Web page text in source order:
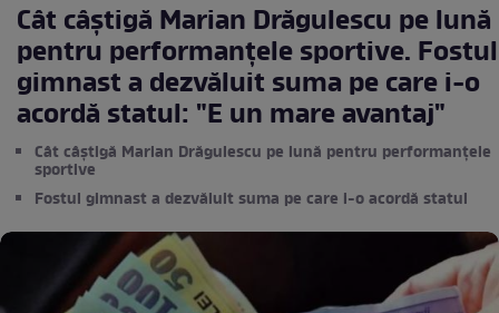
Cât câștigă Marian Drăgulescu pe lună
pentru performanțele sportive. Fostul
gimnast a dezvăluit suma pe care i-o
acordă statul: "E un mare avantaj"
Cât câștigă Marian Drăgulescu pe lună pentru performanțele
sportive
Fostul gimnast a dezvăluit suma pe care i-o acordă statul